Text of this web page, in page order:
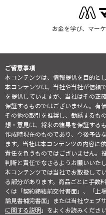
お金を学び、マー
ご留意事項
本コンテンツは、情報提供を目的と
本コンテンツは、当社や当社が信頼
を提供していますが、当社はその正
保証するものではございません。有
その他の取引を推奨し、勧誘するも
想・意見は、将来の結果を保証する
作成時現在のものであり、今後予告
ます。当社は本コンテンツの内容に
責任を負うものではございません。
判断と責任でなさるようお願いいたし
本コンテンツでは当社でお取扱して
る部分があります。商品ごとに手数
くは「契約締結前交付書面」、「上
論見書補完書面」または当社ウェブ
に関する説明」をよくお読みください